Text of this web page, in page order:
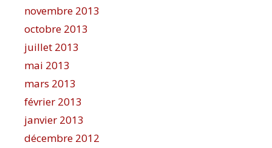
novembre 2013
octobre 2013
juillet 2013
mai 2013
mars 2013
février 2013
janvier 2013
décembre 2012